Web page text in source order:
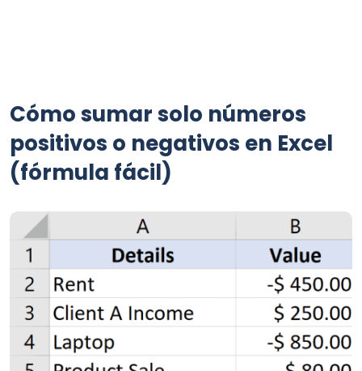
Cómo sumar solo números
positivos o negativos en Excel
(fórmula fácil)